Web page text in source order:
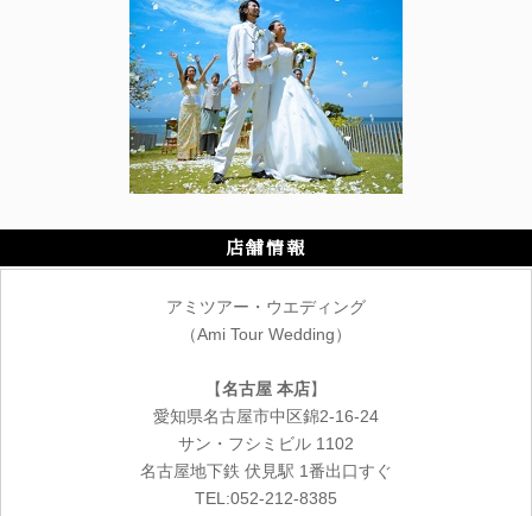
店舗情報
アミツアー・ウエディング
（Ami Tour Wedding）
【名古屋 本店】
愛知県名古屋市中区錦2-16-24
サン・フシミビル 1102
名古屋地下鉄 伏見駅 1番出口すぐ
TEL:052-212-8385